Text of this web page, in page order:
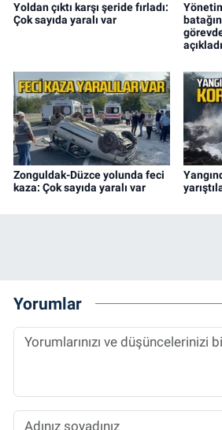
Yoldan çıktı karşı şeride fırladı:
Çok sayıda yaralı var
açıkladı
Zonguldak-Düzce yolunda feci
kaza: Çok sayıda yaralı var
Yorumlar